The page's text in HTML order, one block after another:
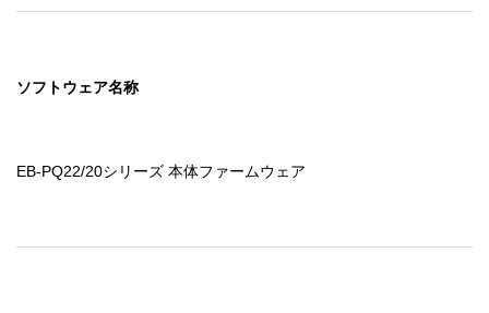
ソフトウェア名称
EB-PQ22/20シリーズ 本体ファームウェア